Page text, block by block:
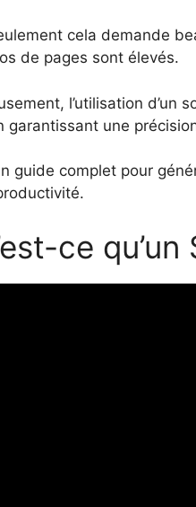
cela demande
de pages sont élevés.
l’utilisation d’un
garantissant une
guide complet pour
ce